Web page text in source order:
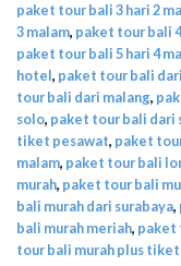
paket tour bali 3 hari 2
3 malam, paket tour bali
paket tour bali 5 hari 4
hotel, paket tour bali
tour bali dari malang,
solo, paket tour bali dari
tiket pesawat, paket
malam, paket tour bali
murah, paket tour bali
bali murah dari surabaya,
bali murah meriah, paket
tour bali murah plus